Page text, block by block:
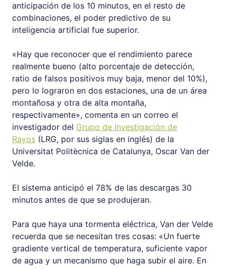
anticipación de los 10 minutos, en el resto de
combinaciones, el poder predictivo de su
inteligencia artificial fue superior.
«Hay que reconocer que el rendimiento parece
realmente bueno (alto porcentaje de detección,
ratio de falsos positivos muy baja, menor del 10%),
pero lo lograron en dos estaciones, una de un área
montañosa y otra de alta montaña,
respectivamente», comenta en un correo el
investigador del Grupo de Investigación de
Rayos (LRG, por sus siglas en inglés) de la
Universitat Politècnica de Catalunya, Oscar Van der
Velde.
El sistema anticipó el 78% de las descargas 30
minutos antes de que se produjeran.
Para que haya una tormenta eléctrica, Van der Velde
recuerda que se necesitan tres cosas: «Un fuerte
gradiente vertical de temperatura, suficiente vapor
de agua y un mecanismo que haga subir el aire. En